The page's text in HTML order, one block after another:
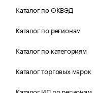
Каталог по ОКВЭД
Каталог по регионам
Каталог по категориям
Каталог торговых марок
Каталог ИП по регионам